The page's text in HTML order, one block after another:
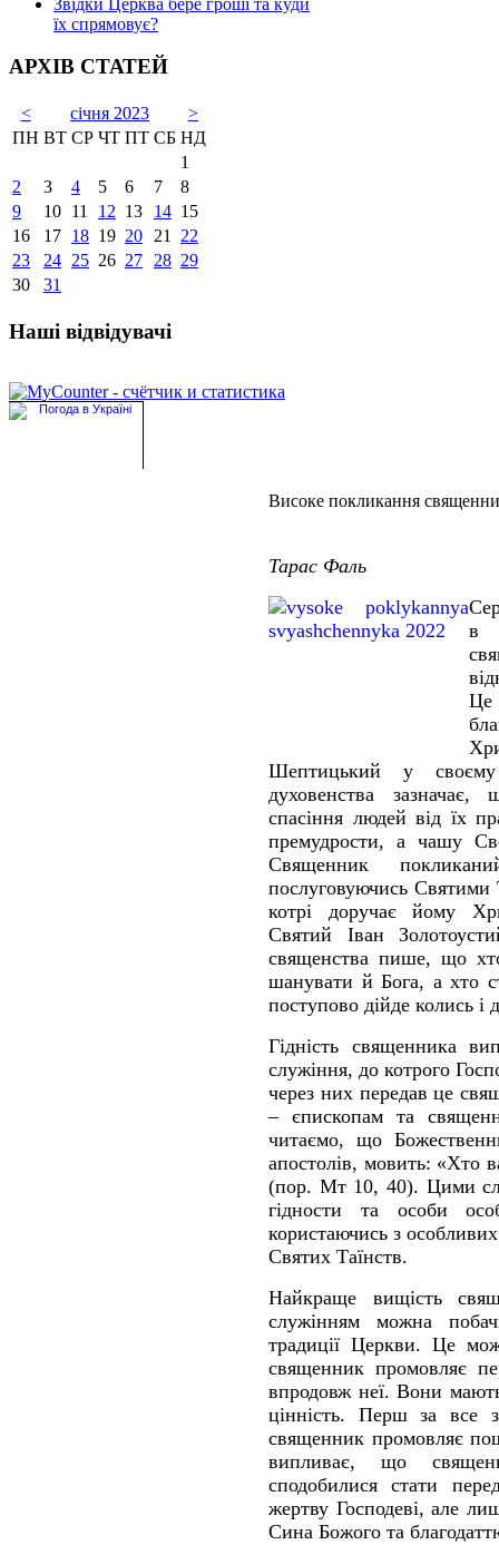
їх спрямовує?
АРХІВ СТАТЕЙ
< січня 2023
>
ПН ВТ СР ЧТ ПТ СБ НД
1
2
3 4 5 6 7
8
9
10 11 12 13 14 15
16
17 18 19 20 21
22
23
24 25 26 27 28 29
30
31
Наші відвідувачі
Високе покликання
Тарас Фаль
в
Це
Шептицький у своєму
духовенства
спасіння людей від їх
премудрости, а чашу
Священник
послуговуючись Святими
котрі доручає йому
Святий Іван
священства пише, що
шанувати й Бога, а хто
поступово дійде колись і
Гідність священника
служіння, до котрого
через них передав це
– єпископам та
читаємо, що
апостолів, мовить: «Хто
(пор. Мт 10, 40). Цими
гідности та особи
користаючись з
Святих Таїнств.
Найкраще вищість
служінням можна
традиції Церкви. Це
священник промовляє
впродовж неї. Вони
цінність. Перш за все
священник промовляє
випливає, що
сподобилися стати
жертву Господеві, але
Сина Божого та